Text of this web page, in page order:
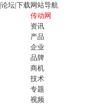
论坛 下载网站导航
传动网
资讯
产品
企业
品牌
商机
技术
专题
视频